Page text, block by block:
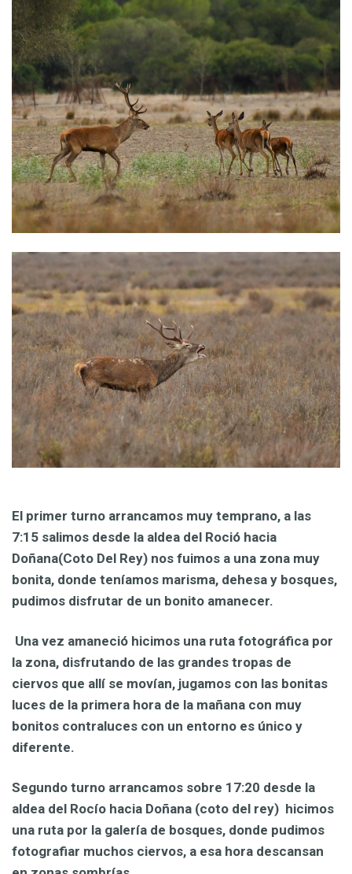
El primer turno arrancamos muy temprano, a las
7:15 salimos desde la aldea del Roció hacia
Doñana(Coto Del Rey) nos fuimos a una zona muy
bonita, donde teníamos marisma, dehesa y bosques,
pudimos disfrutar de un bonito amanecer.
Una vez amaneció hicimos una ruta fotográfica por
la zona, disfrutando de las grandes tropas de
ciervos que allí se movían, jugamos con las bonitas
luces de la primera hora de la mañana con muy
bonitos contraluces con un entorno es único y
diferente.
Segundo turno arrancamos sobre 17:20 desde la
aldea del Rocío hacia Doñana (coto del rey) hicimos
una ruta por la galería de bosques, donde pudimos
fotografiar muchos ciervos, a esa hora descansan